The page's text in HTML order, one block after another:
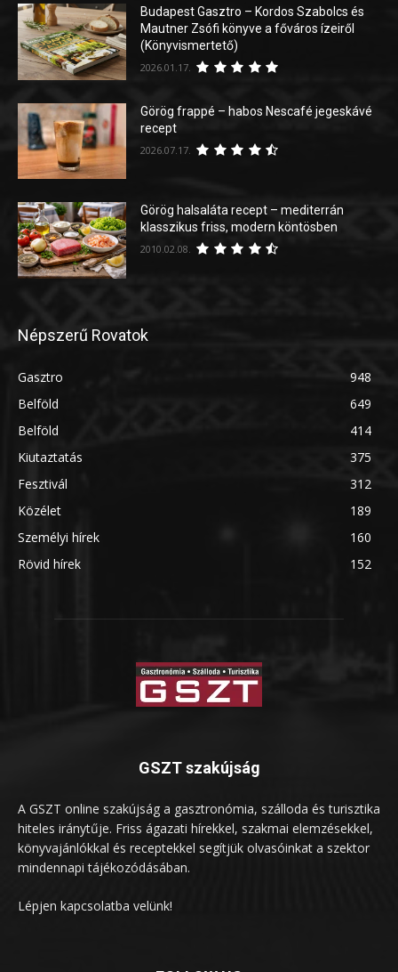
Budapest Gasztro – Kordos Szabolcs és
Mautner Zsófi könyve a főváros ízeiről
(Könyvismertető)
2026.01.17.
Görög frappé – habos Nescafé jegeskávé
recept
2026.07.17.
Görög halsaláta recept – mediterrán
klasszikus friss, modern köntösben
2010.02.08.
Népszerű Rovatok
Gasztro
948
Belföld
649
Belföld
414
Kiutaztatás
375
Fesztivál
312
Közélet
189
Személyi hírek
160
Rövid hírek
152
GSZT szakújság
A GSZT online szakújság a gasztronómia, szálloda és turisztika
hiteles iránytűje. Friss ágazati hírekkel, szakmai elemzésekkel,
könyvajánlókkal és receptekkel segítjük olvasóinkat a szektor
mindennapi tájékozódásában.
Lépjen kapcsolatba velünk!